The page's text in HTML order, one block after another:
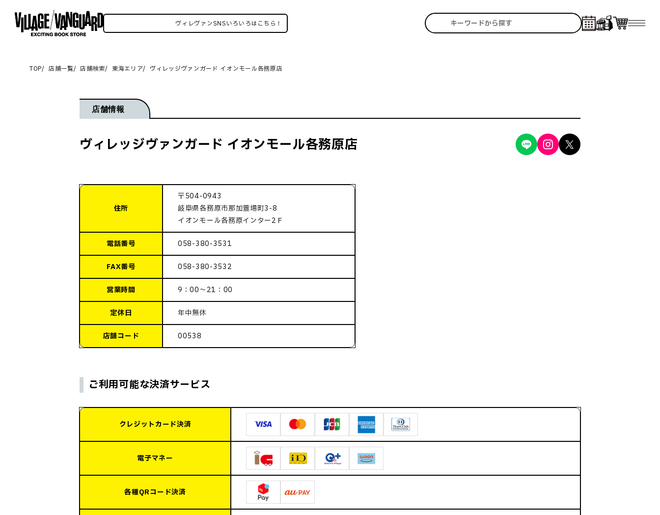
ンSNSいろいろはこちら！ ヴィレヴァンSNSいろいろはこちら！
TOP 店舗一覧 店舗検索 東海エリア ヴィレッジヴァンガード イオンモール各務原店
店舗情報
ヴィレッジヴァンガード イオンモール各務原店
住所
〒504-0943
岐阜県各務原市那加萱場町3-8
イオンモール各務原インター2Ｆ
電話番号 058-380-3531
FAX番号 058-380-3532
営業時間 9：00～21：00
定休日 年中無休
店舗コード 00538
ご利用可能な決済サービス
クレジットカード決済
電子マネー
各種QRコード決済